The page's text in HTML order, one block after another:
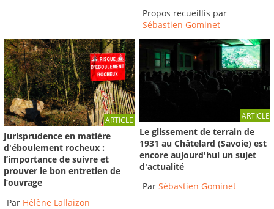
Propos recueillis par
Sébastien Gominet
ARTICLE
Jurisprudence en matière
d'éboulement rocheux :
l’importance de suivre et
prouver le bon entretien de
l’ouvrage
Par Hélène Lallaizon
ARTICLE
Le glissement de terrain de
1931 au Châtelard (Savoie) est
encore aujourd'hui un sujet
d'actualité
ParSébastien Gominet